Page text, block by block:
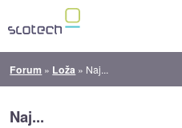
Forum » Loža » Naj...
Naj...